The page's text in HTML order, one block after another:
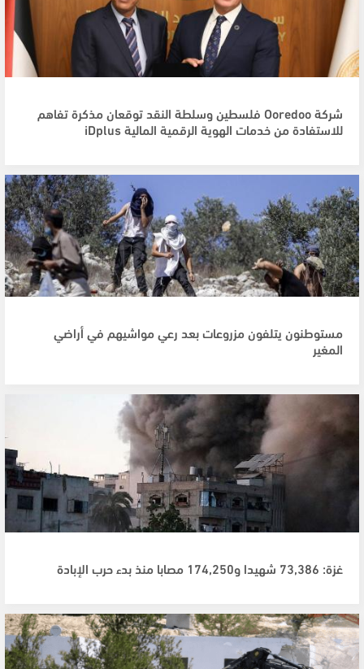
شركة Ooredoo فلسطين وسلطة النقد توقعان مذكرة تفاهم
للاستفادة من خدمات الهوية الرقمية المالية iDplus
مستوطنون يتلفون مزروعات بعد رعي مواشيهم في أراضي
المغير
غزة: 73,386 شهيدا و174,250 مصابا منذ بدء حرب الإبادة